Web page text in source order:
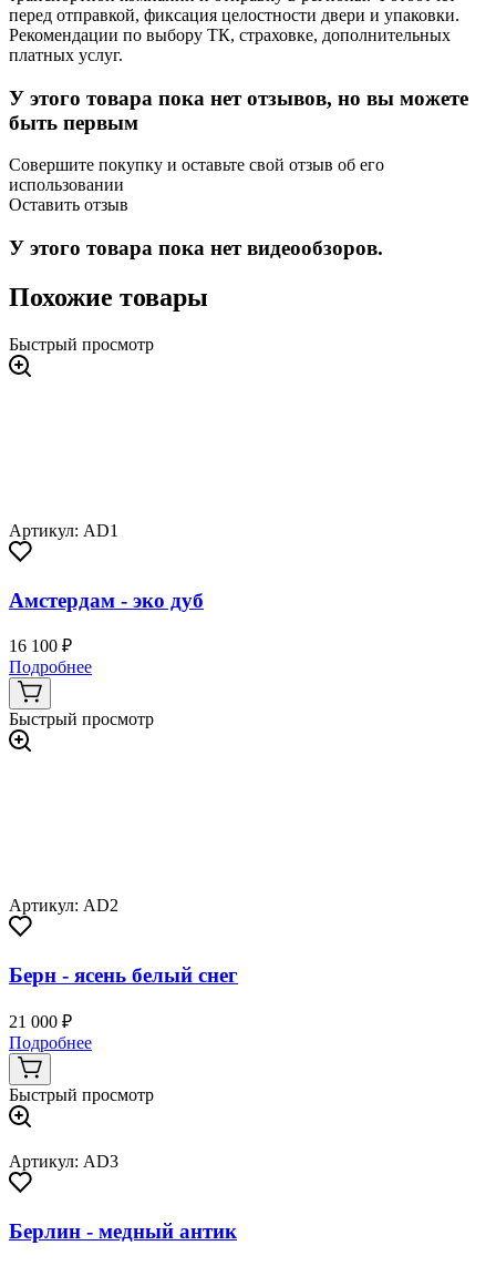
перед отправкой, фиксация целостности двери и упаковки.
Рекомендации по выбору ТК, страховке, дополнительных
платных услуг.
У этого товара пока нет отзывов, но вы можете
быть первым
Совершите покупку и оставьте свой отзыв об его
использовании
Оставить отзыв
У этого товара пока нет видеообзоров.
Похожие товары
Быстрый просмотр
Артикул: AD1
Амстердам - эко дуб
16 100 ₽
Подробнее
Быстрый просмотр
Артикул: AD2
Берн - ясень белый снег
21 000 ₽
Подробнее
Быстрый просмотр
Артикул: AD3
Берлин - медный антик